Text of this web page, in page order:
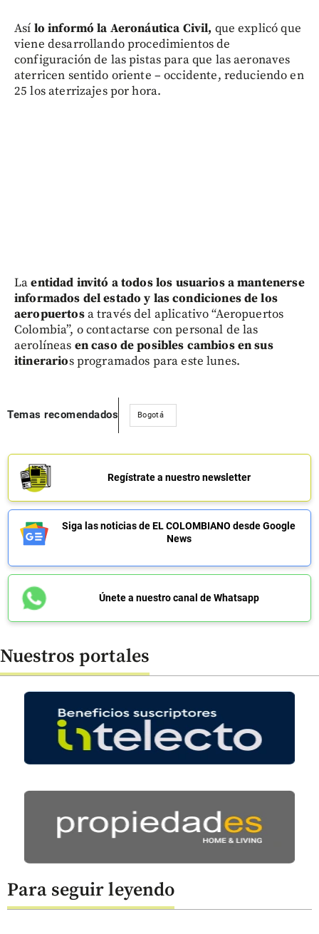
Así lo informó la Aeronáutica Civil, que explicó que
viene desarrollando procedimientos de
configuración de las pistas para que las aeronaves
aterricen sentido oriente – occidente, reduciendo en
25 los aterrizajes por hora.
Laentidad invitó a todos los usuarios a mantenerse
informados del estado y las condiciones de los
aeropuertosa través del aplicativo “Aeropuertos
Colombia”, o contactarse con personal de las
aerolíneas en caso de posibles cambios en sus
itinerarios programados para este lunes.
Temas recomendados Bogotá
Regístrate a nuestro newsletter
Siga las noticias de EL COLOMBIANO desde Google
News
Únete a nuestro canal de Whatsapp
Nuestros portales
Para seguir leyendo